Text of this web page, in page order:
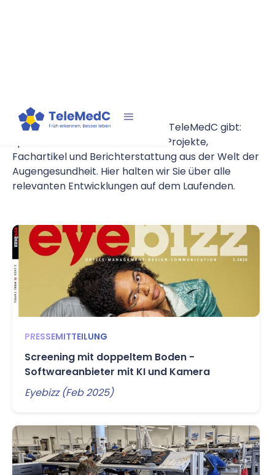
Entdecken Sie, was es Neues bei TeleMedC gibt:
spannende Einblicke in aktuelle Projekte,
Fachartikel und Berichterstattung aus der Welt der
Augengesundheit. Hier halten wir Sie über alle
relevanten Entwicklungen auf dem Laufenden.
PRESSEMITTEILUNG
Screening mit doppeltem Boden -
Softwareanbieter mit KI und Kamera
Eyebizz (Feb 2025)